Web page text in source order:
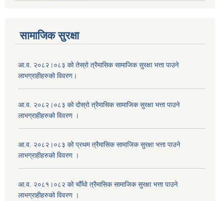
सामाजिक सुरक्षा
आ.व. २०८२।०८३ को तेस्रो त्रैमासिक सामाजिक सुरक्षा भत्ता पाउने
लाभग्राहीहरुको विवरण।
आ.व. २०८२।०८३ को दोस्रो त्रैमासिक सामाजिक सुरक्षा भत्ता पाउने
लाभग्राहीहरुको विवरण ।
आ.व. २०८२।०८३ को प्रथम त्रैमासिक सामाजिक सुरक्षा भत्ता पाउने
लाभग्राहीहरुको विवरण ।
आ.व. २०८१।०८२ को चौँथो त्रैमासिक सामाजिक सुरक्षा भत्ता पाउने
लाभग्राहीहरुको विवरण ।